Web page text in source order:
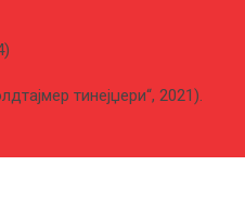
тинејџери“, 2021).